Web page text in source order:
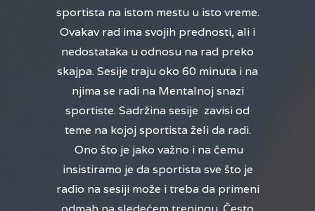
sportista na istom mestu u isto vreme.
Ovakav rad ima svojih prednosti, ali i
nedostataka u odnosu na rad preko
skajpa. Sesije traju oko 60 minuta i na
njima se radi na Mentalnoj snazi
sportiste. Sadržina sesije zavisi od
teme na kojoj sportista želi da radi.
Ono što je jako važno i na čemu
insistiramo je da sportista sve što je
radio na sesiji može i treba da primeni